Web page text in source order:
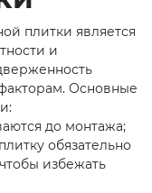
плитки является
и
Основные
до монтажа;
обязательно
избежать